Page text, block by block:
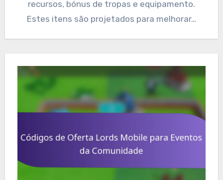
recursos, bónus de tropas e equipamento.
Estes itens são projetados para melhorar…